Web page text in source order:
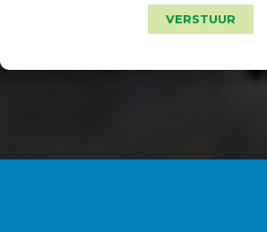
VERSTUUR